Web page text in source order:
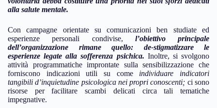
alla salute mentale.
Con campagne orientate su comunicazioni ben studiate ed
esperienze personali condivise, l’obiettivo principale
dell’organizzazione rimane quello: de-stigmatizzare le
esperienze legate alla sofferenza psichica. Inoltre, si svolgono
attività programmatiche improntate sulla sensibilizzazione che
forniscono indicazioni utili su comeindividuare indicatori
tangibili d’inquietudine psicologica nei propri conoscenti; ci sono
risorse per facilitare scambi delicati circa tali tematiche
impegnative.